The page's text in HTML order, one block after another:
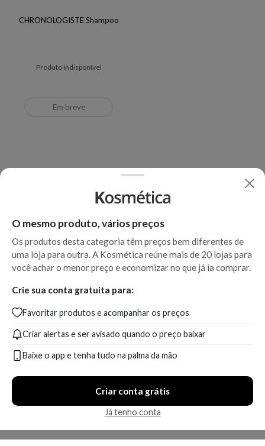
CHRONOLOGISTE Shampoo
Produto indisponível
Em breve
O mesmo produto, vários preços
Os produtos desta categoria têm preços bem diferentes de
uma loja para outra. A Kosmética reúne mais de 20 lojas para
você achar o menor preço e economizar no que já ia comprar.
Crie sua conta gratuita para:
Favoritar produtos e acompanhar os preços
Criar alertas e ser avisado quando o preço baixar
Baixe o app e tenha tudo na palma da mão
Criar conta grátis
Já tenho conta